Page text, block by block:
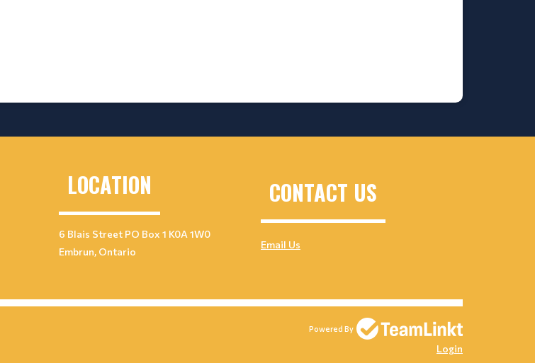
LOCATION
6 Blais Street PO Box 1 K0A 1W0
Embrun, Ontario
CONTACT US
Email Us
Powered By
Login